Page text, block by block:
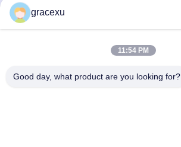
লিপাজ পাউডার বায়োএনার্জি এনজাইম
পিএইচ রেঞ্জ ২.৫-১১।5
gracexu
11:54 PM
Good day, what product are you looking for?